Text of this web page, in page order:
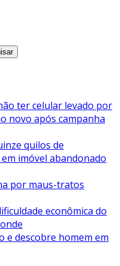
ter celular levado por
novo após campanha
quilos de
imóvel abandonado
por maus-tratos
econômica do
e descobre homem em